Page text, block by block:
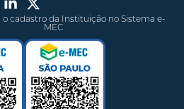
cadastro da Instituição no Sistema e-
MEC